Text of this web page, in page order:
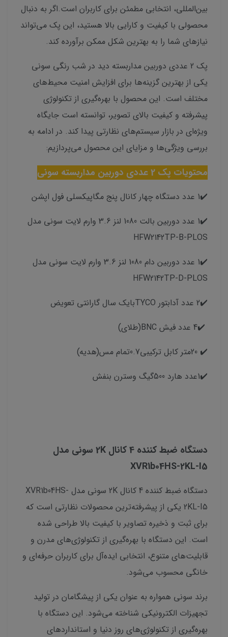
بین‌المللی، انتخابی مطمئن برای کاربران است.اگر به دنبال
محصولی با کیفیت و کارایی بالا هستید، این پک می‌تواند
نیازهای شما را به بهترین شکل ممکن برآورده کند.
پک 2 عددی دوربین مداربسته دید در شب رنگی سونی
یکی از بهترین گزینه‌ها برای افزایش امنیت محیط‌های
مختلف است. این محصول با بهره‌گیری از تکنولوژی
پیشرفته و کیفیت بالای تصویر، توانسته است جایگاه
ویژه‌ای در بازار سیستم‌های نظارتی پیدا کند. در ادامه به
بررسی ویژگی‌ها و مزایای این محصول می‌پردازیم:
محتویات پک 2 عددی دوربین مداربسته سونی
✔️1 عدد دستگاه چهار کانال پنج مگاپیکسلی فول اپشن
✔️1 عدد دوربین بالت 1080 لنز 3.6 وارم لایت سونی مدل
HFW2142TP-B-PLOS
✔️1 عدد دوربین دام 1080 لنز 3.6 وارم لایت سونی مدل
HFW2142TP-D-PLOS
✔️2 عدد آدابتور TYCOبایک سال گارانتی تعویض
✔️4 عدد فیش BNC(طلای)
✔️ 20متر کابل ترکیبی0.7تمام مس(هدیه)
✔️1عدد هارد 500گیگ وسترن بنفش
دستگاه ضبط کننده 4 کانال 2K سونی مدل
XVR1b04HS-2KL-I5
دستگاه ضبط کننده 4 کانال 2K سونی مدل XVR1b04HS-
2KL-I5 یکی از پیشرفته‌ترین محصولات نظارتی است که
برای ثبت و ذخیره تصاویر با کیفیت بالا طراحی شده
است. این دستگاه با بهره‌گیری از تکنولوژی‌های مدرن و
قابلیت‌های متنوع، انتخابی ایده‌آل برای کاربران حرفه‌ای و
خانگی محسوب می‌شود.
برند سونی همواره به عنوان یکی از پیشگامان در تولید
تجهیزات الکترونیکی شناخته می‌شود. این دستگاه با
بهره‌گیری از تکنولوژی‌های روز دنیا و استانداردهای